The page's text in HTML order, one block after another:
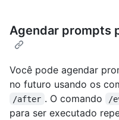
Agendar prompts
Você pode agendar
no futuro usando os
/after . O comando /
para ser executado